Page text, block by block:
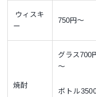
ウィスキ
ー
750円～
焼酎
グラス700
～
ボトル